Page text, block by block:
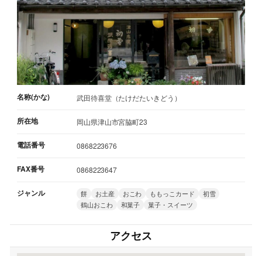
名称(かな) 武田待喜堂（たけだたいきどう）
所在地 岡山県津山市宮脇町23
電話番号 0868223676
FAX番号 0868223647
ジャンル 餅 お土産 おこわ ももっこカード
初雪
鶴山おこわ
和菓子 菓子・スイーツ
アクセス